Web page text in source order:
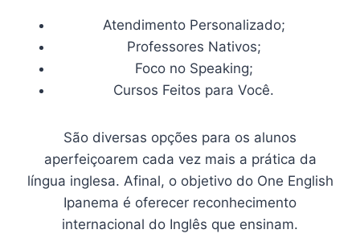
Atendimento Personalizado;
Professores Nativos;
Foco no Speaking;
Cursos Feitos para Você.
São diversas opções para os alunos
aperfeiçoarem cada vez mais a prática da
língua inglesa. Afinal, o objetivo do One English
Ipanema é oferecer reconhecimento
internacional do Inglês que ensinam.